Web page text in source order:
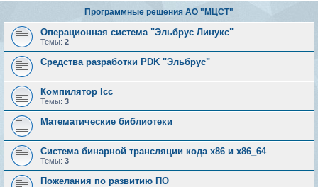
Программные решения АО "МЦСТ"
Операционная система "Эльбрус Линукс"
Темы: 2
Средства разработки PDK "Эльбрус"
Компилятор lcc
Темы: 3
Математические библиотеки
Система бинарной трансляции кода х86 и х86_64
Темы: 3
Пожелания по развитию ПО